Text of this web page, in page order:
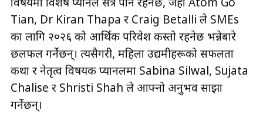
Tian, Dr Kiran Thapa र Craig Betalli ले SMEs
का लागि २०२६ को आर्थिक परिवेश कस्तो रहनेछ भन्नेबारे
छलफल गर्नेछन्। त्यसैगरी, महिला उद्यमीहरूको सफलता
कथा र नेतृत्व विषयक प्यानलमा Sabina Silwal, Sujata
Chalise र Shristi Shah ले आफ्नो अनुभव साझा
गर्नेछन्।